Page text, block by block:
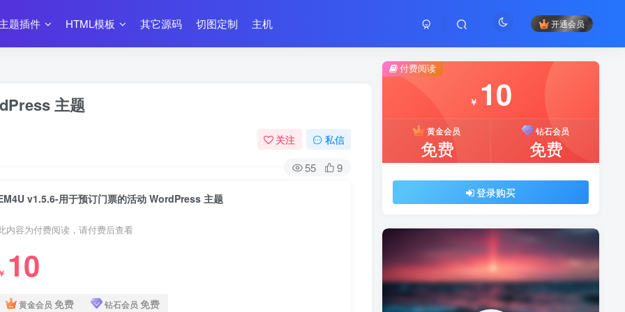
题插件 HTML模板 其它源码 切图定制 主机 开通会员
主题
关注 私信
55 9
v1.5.6-用于预订门票的活动 WordPress 主题
内容为付费阅读，请付费后查看
10
黄金会员 免费 钻石会员 免费
付费阅读
￥ 10
黄金会员
免费
钻石会员
免费
登录购买